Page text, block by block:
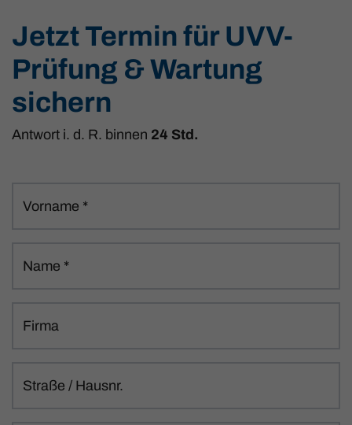
Jetzt Termin für UVV-
Prüfung & Wartung
sichern
Antwort i. d. R. binnen 24 Std.
Vorname *
Name *
Firma
Straße / Hausnr.